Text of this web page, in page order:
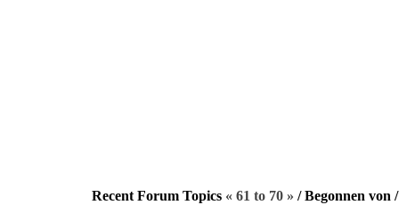
Recent Forum Topics « 61 to 70 » / Begonnen von